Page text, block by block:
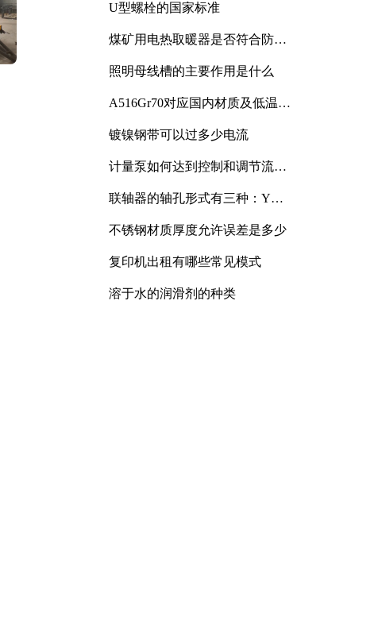
U型螺栓的国家标准
煤矿用电热取暖器是否符合防爆
照明母线槽的主要作用是什么
A516Gr70对应国内材质及低温冲
镀镍钢带可以过多少电流
计量泵如何达到控制和调节流量
联轴器的轴孔形式有三种：Y
不锈钢材质厚度允许误差是多少
复印机出租有哪些常见模式
溶于水的润滑剂的种类